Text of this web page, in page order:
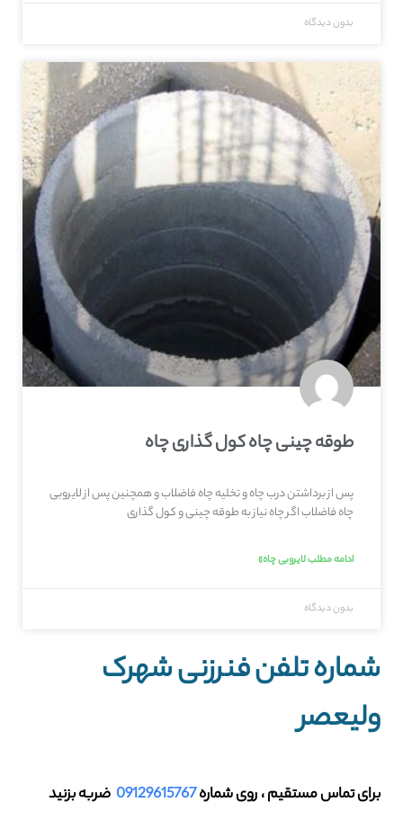
بدون دیدگاه
طوقه چینی چاه کول گذاری چاه
پس از برداشتن درب چاه و تخلیه چاه فاضلاب و همچنین پس از لایروبی
چاه فاضلاب اگر چاه نیاز به طوقه چینی و کول گذاری
ادامه مطلب لایروبی چاه»
بدون دیدگاه
شماره تلفن فنرزنی شهرک
ولیعصر
برای تماس مستقیم ، روی شماره09129615767 ضربه بزنید